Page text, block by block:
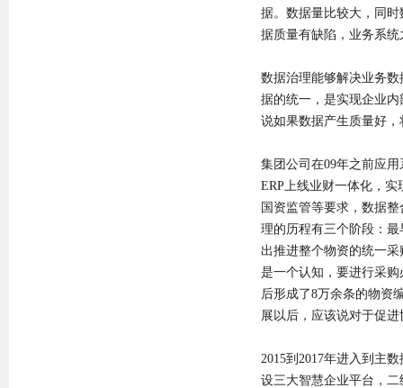
据。数据量比较大，同
据质量有缺陷，业务系
数据治理能够解决业务
据的统一，是实现企业
说如果数据产生质量好
集团公司在09年之前应
ERP上线业财一体化，
国资监管等要求，数据
理的历程有三个阶段：
出推进整个物资的统一
是一个认知，要进行采
后形成了8万余条的物资
展以后，应该说对于促
2015到2017年进入到主
设三大智慧企业平台，